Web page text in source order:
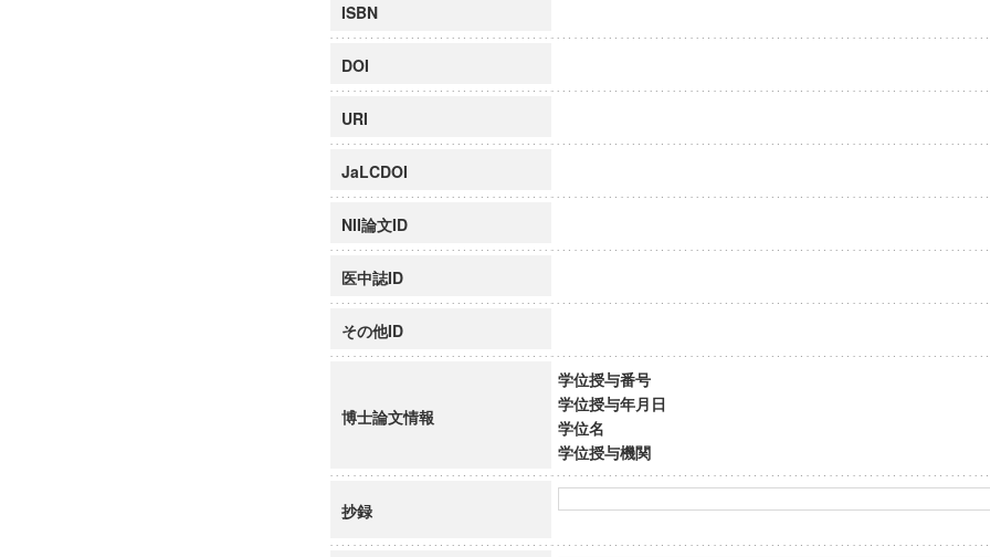
ISBN
DOI
URI
JaLCDOI
NII論文ID
医中誌ID
その他ID
博士論文情報
学位授与番号
学位授与年月日
学位名
学位授与機関
抄録